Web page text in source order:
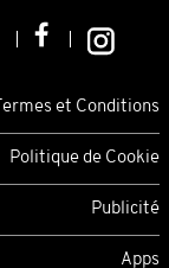
Termes et Conditions
Politique de Cookie
Publicité
Apps